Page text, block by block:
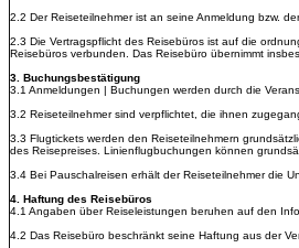
2.2 Der Reiseteilnehmer ist an seine Anmeldung bzw.
2.3 Die Vertragspflicht des Reisebüros ist auf die
Reisebüros verbunden. Das Reisebüro übernimmt
3. Buchungsbestätigung
3.1 Anmeldungen | Buchungen werden durch die
3.2 Reiseteilnehmer sind verpflichtet, die ihnen
3.3 Flugtickets werden den Reiseteilnehmern
des Reisepreises. Linienflugbuchungen können
3.4 Bei Pauschalreisen erhält der Reiseteilnehmer die
4. Haftung des Reisebüros
4.1 Angaben über Reiseleistungen beruhen auf den
4.2 Das Reisebüro beschränkt seine Haftung aus der